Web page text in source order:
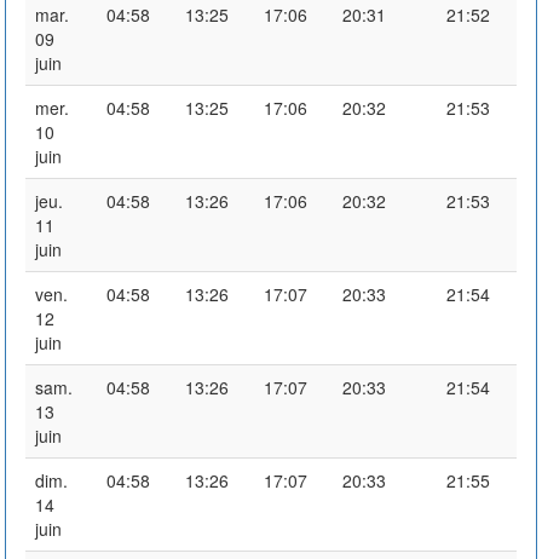
mar.
09
juin
04:58 13:25 17:06 20:31 21:52
mer.
10
juin
04:58 13:25 17:06 20:32 21:53
jeu.
11
juin
04:58 13:26 17:06 20:32 21:53
ven.
12
juin
04:58 13:26 17:07 20:33 21:54
sam.
13
juin
04:58 13:26 17:07 20:33 21:54
dim.
14
juin
04:58 13:26 17:07 20:33 21:55